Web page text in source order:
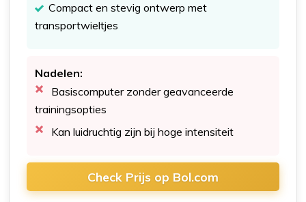
Compact en stevig ontwerp met
transportwieltjes
Nadelen:
Basiscomputer zonder geavanceerde
trainingsopties
Kan luidruchtig zijn bij hoge intensiteit
Check Prijs op Bol.com